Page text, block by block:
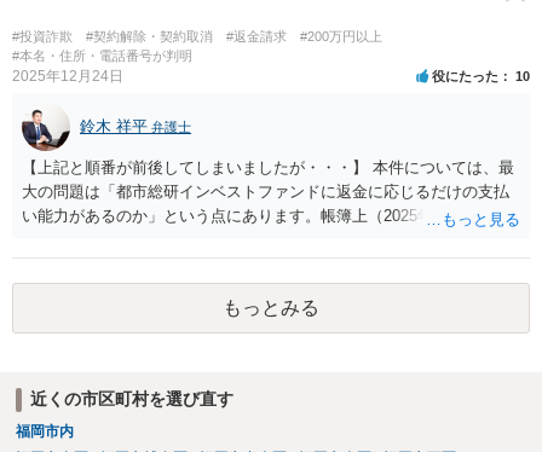
いです。 そのため、私は、この手の事件の弁護団に属していますが、
回収は困難であることを明言した上で、それでも依頼する意思がある
かを確認した上で事件に着手して進めています。
#投資詐欺 #契約解除・契約取消 #返金請求
#200万円以上
#本名・住所・電話番号が判明
2025年12月24日 役にたった 10
鈴木 祥平 弁護士
【上記と順番が前後してしまいましたが・・・】 本件については、最
大の問題は「都市総研インベストファンドに返金に応じるだけの支払
い能力があるのか」という点にあります。帳簿上（2025年3月時点）、
が自由に売却できず、現金化できなければ、出資者への返還原資には
なりませんし、その資産の評価については、実際の時価との間に乖離
がある可能性が高いです。 都市綜研インベストファンドの社長は、都
市綜研インベストファンドの保有不動産を売却して、解約等に応じる
て以下の４つの不動産が有ると言われておりました。 ①宗右衛門町モ
ータープール ②軽井沢ASIA ③西日暮里3丁目の土地 ④都市総研千葉
駅前ビル の4件です。 しかし、2025年8月9日の柳瀬社長の動画で「不
もっとみる
近くの市区町村を選び直す
福岡市内